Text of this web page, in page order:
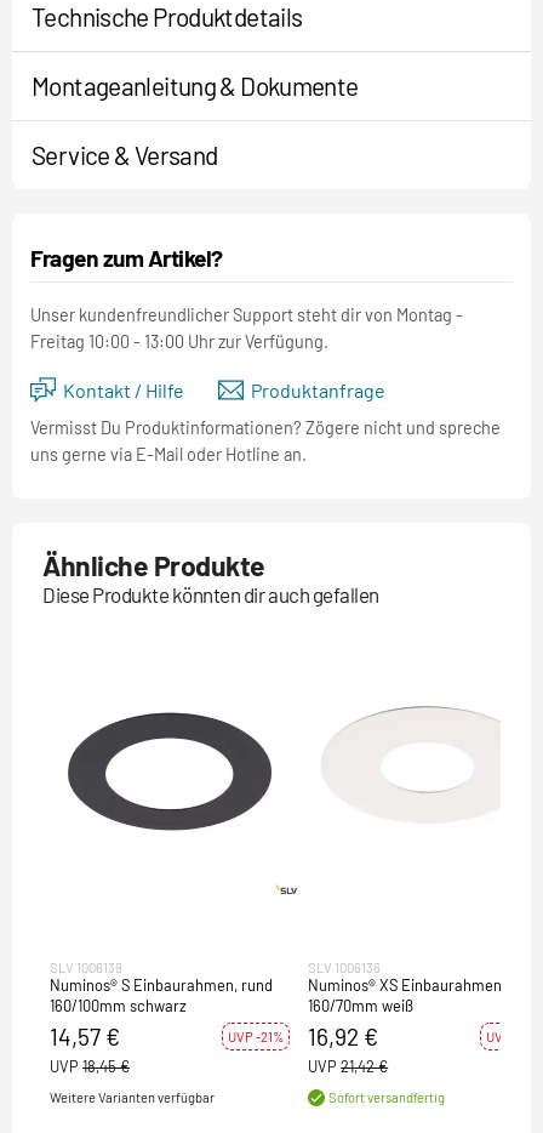
Technische Produktdetails
Montageanleitung & Dokumente
Service & Versand
Fragen zum Artikel?
Unser kundenfreundlicher Support steht dir von Montag -
Freitag 10:00 - 13:00 Uhr zur Verfügung.
Kontakt / Hilfe Produktanfrage
Vermisst Du Produktinformationen? Zögere nicht und spreche
uns gerne via E-Mail oder Hotline an.
Ähnliche Produkte
Diese Produkte könnten dir auch gefallen
SLV 1006139
Numinos® S Einbaurahmen, rund
160/100mm schwarz
14,57 € UVP -21%
UVP 18,45 €
Weitere Varianten verfügbar
SLV 1006136
Numinos® XS Einbaurahmen, rund
160/70mm weiß
16,92 € UVP -21%
UVP 21,42 €
Sofort versandfertig